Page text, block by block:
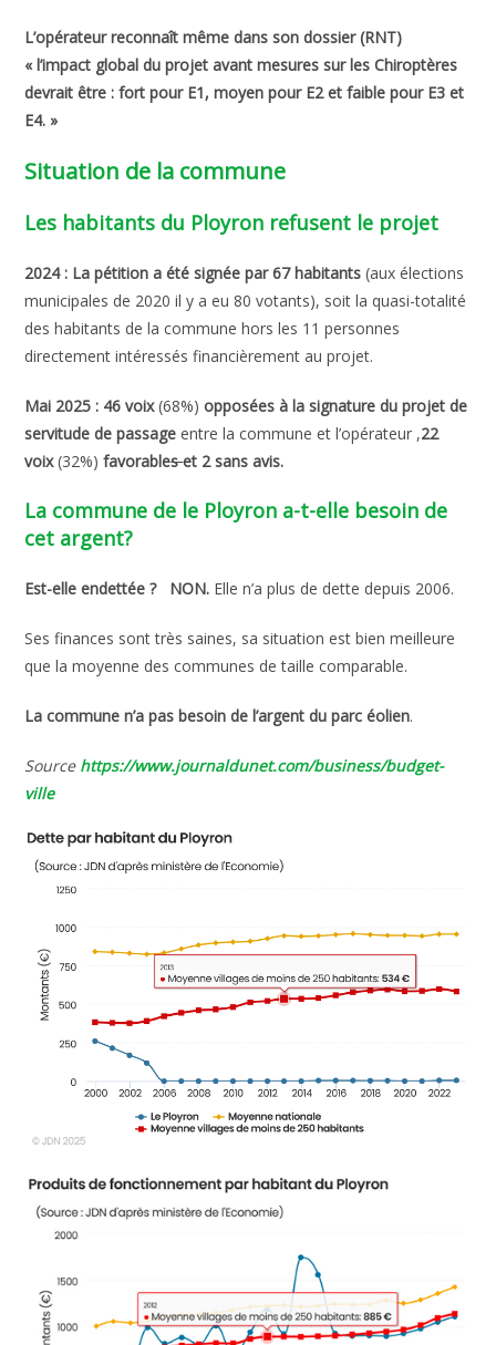
L’opérateur reconnaît même dans son dossier (RNT)
« l’impact global du projet avant mesures sur les Chiroptères
devrait être : fort pour E1, moyen pour E2 et faible pour E3 et
E4. »
Situation de la commune
Les habitants du Ployron refusent le projet
2024 : La pétition a été signée par 67 habitants (aux élections
municipales de 2020 il y a eu 80 votants), soit la quasi-totalité
des habitants de la commune hors les 11 personnes
directement intéressés financièrement au projet.
Mai 2025 : 46 voix(68%) opposées à la signature du projet de
servitude de passage entre la commune et l’opérateur ,22
voix(32%)favorableset 2 sans avis.
La commune de le Ployron a-t-elle besoin de
cet argent?
Est-elle endettée ?NON. Elle n’a plus de dette depuis 2006.
Ses finances sont très saines, sa situation est bien meilleure
que la moyenne des communes de taille comparable.
La commune n’a pas besoin de l’argent du parc éolien.
Source https://www.journaldunet.com/business/budget-
ville